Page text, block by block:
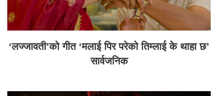
‘लज्जावती’को गीत ‘मलाई पिर परेको तिम्लाई के थाहा छ’
सार्वजनिक